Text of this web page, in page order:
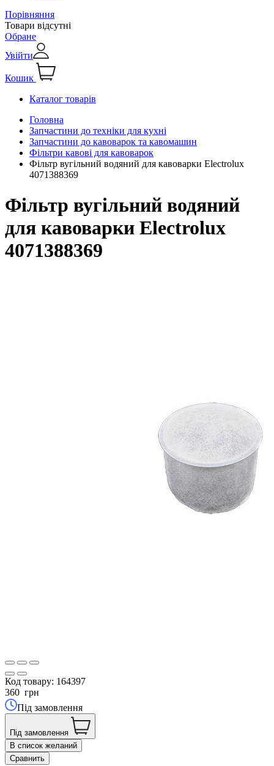
Порівняння
Товари відсутні
Обране
Увійти
Кошик
Каталог товарів
Головна
Запчастини до техніки для кухні
Запчастини до кавоварок та кавомашин
Фільтри кавові для кавоварок
Фільтр вугільний водяний для кавоварки Electrolux
4071388369
Фільтр вугільний водяний
для кавоварки Electrolux
4071388369
Код товару: 164397
360 грн
Під замовлення
Під замовлення
В список желаний
Сравнить